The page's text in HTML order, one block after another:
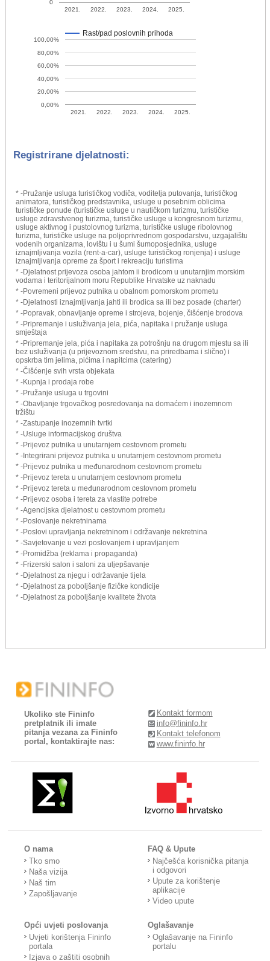
2021. 2022. 2023. 2024. 2025.
0
Rast/pad poslovnih prihoda
2021. 2022. 2023. 2024. 2025.
0,00%
20,00%
40,00%
60,00%
80,00%
100,00%
Registrirane djelatnosti:
* -Pružanje usluga turističkog vodiča, voditelja putovanja, turističkog
animatora, turističkog predstavnika, usluge u posebnim oblicima
turističke ponude (turističke usluge u nautičkom turizmu, turističke
usluge zdravstvenog turizma, turističke usluge u kongresnom turizmu,
usluge aktivnog i pustolovnog turizma, turističke usluge ribolovnog
turizma, turističke usluge na poljoprivrednom gospodarstvu, uzgajalištu
vodenih organizama, lovištu i u šumi šumoposjednika, usluge
iznajmljivanja vozila (rent-a-car), usluge turističkog ronjenja) i usluge
iznajmljivanja opreme za šport i rekreaciju turistima
* -Djelatnost prijevoza osoba jahtom ii brodicom u unutarnjim morskim
vodama i teritorijalnom moru Republike Hrvatske uz naknadu
* -Povremeni prijevoz putnika u obalnom pomorskom prometu
* -Djelatnosti iznajmljivanja jahti ili brodica sa ili bez posade (charter)
* -Popravak, obnavljanje opreme i strojeva, bojenje, čišćenje brodova
* -Pripremanje i usluživanja jela, pića, napitaka i pružanje usluga
smještaja
* -Pripremanje jela, pića i napitaka za potrošnju na drugom mjestu sa ili
bez usluživanja (u prijevoznom sredstvu, na priredbama i slično) i
opskrba tim jelima, pićima i napitcima (catering)
* -Čišćenje svih vrsta objekata
* -Kupnja i prodaja robe
* -Pružanje usluga u trgovini
* -Obavljanje trgovačkog posredovanja na domaćem i inozemnom
tržištu
* -Zastupanje inozemnih tvrtki
* -Usluge informacijskog društva
* -Prijevoz putnika u unutarnjem cestovnom prometu
* -Integrirani prijevoz putnika u unutarnjem cestovnom prometu
* -Prijevoz putnika u međunarodnom cestovnom prometu
* -Prijevoz tereta u unutarnjem cestovnom prometu
* -Prijevoz tereta u međunarodnom cestovnom prometu
* -Prijevoz osoba i tereta za vlastite potrebe
* -Agencijska djelatnost u cestovnom prometu
* -Poslovanje nekretninama
* -Poslovi upravljanja nekretninom i održavanje nekretnina
* -Savjetovanje u vezi poslovanjem i upravljanjem
* -Promidžba (reklama i propaganda)
* -Frizerski salon i saloni za uljepšavanje
* -Djelatnost za njegu i održavanje tijela
* -Djelatnost za poboljšanje fizičke kondicije
* -Djelatnost za poboljšanje kvalitete života
Ukoliko ste Fininfo
pretplatnik ili imate
pitanja vezana za Fininfo
portal, kontaktirajte nas:
Kontakt formom
info@fininfo.hr
Kontakt telefonom
www.fininfo.hr
O nama
Tko smo
Naša vizija
Naš tim
Zapošljavanje
FAQ & Upute
Najčešća korisnička pitanja
i odgovori
Upute za korištenje
aplikacije
Video upute
Opći uvjeti poslovanja
Uvjeti korištenja Fininfo
portala
Izjava o zaštiti osobnih
Oglašavanje
Oglašavanje na Fininfo
portalu